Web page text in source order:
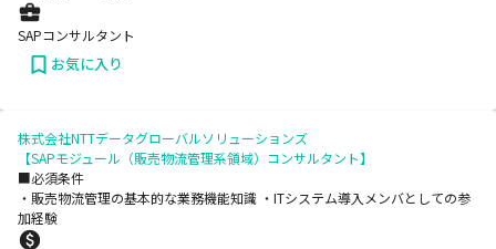
SAPコンサルタント
お気に入り
株式会社NTTデータグローバルソリューションズ
【SAPモジュール（販売物流管理系領域）コンサルタント】
■必須条件
・販売物流管理の基本的な業務機能知識 ・ITシステム導入メンバとしての参
加経験